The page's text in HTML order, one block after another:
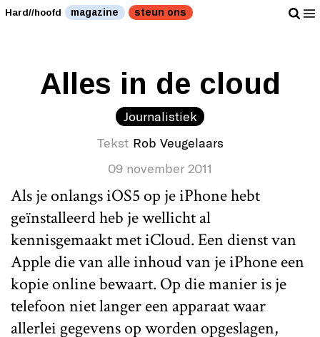
Werkt goed bij brand. " />Werkt goed bij brand. " />
Hard//hoofd magazine steun ons
Alles in de cloud
Journalistiek
Tekst Rob Veugelaars
09 november 2011
Als je onlangs iOS5 op je iPhone hebt
geïnstalleerd heb je wellicht al
kennisgemaakt met iCloud. Een dienst van
Apple die van alle inhoud van je iPhone een
kopie online bewaart. Op die manier is je
telefoon niet langer een apparaat waar
allerlei gegevens op worden opgeslagen,